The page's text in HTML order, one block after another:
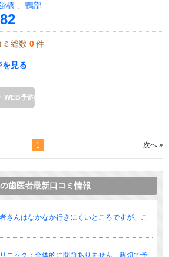
橋 、 鴨部
ミ総数 0 件
を見る
WEB予約
1 次へ »
歯医者最新口コミ情報
さんはなかなか行きにくいところですが、こ